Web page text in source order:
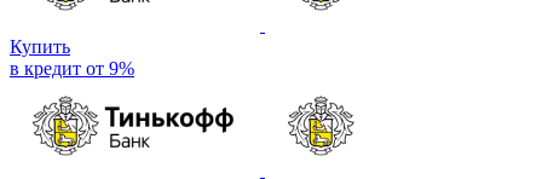
Купить
в кредит от 9%